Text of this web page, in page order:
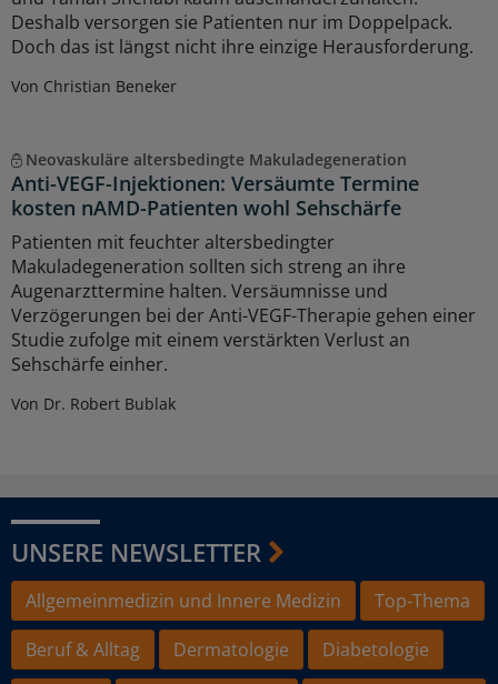
Deshalb versorgen sie Patienten nur im Doppelpack.
Doch das ist längst nicht ihre einzige Herausforderung.
Von Christian Beneker
Neovaskuläre altersbedingte Makuladegeneration
Anti-VEGF-Injektionen: Versäumte Termine
kosten nAMD-Patienten wohl Sehschärfe
Patienten mit feuchter altersbedingter
Makuladegeneration sollten sich streng an ihre
Augenarzttermine halten. Versäumnisse und
Verzögerungen bei der Anti-VEGF-Therapie gehen einer
Studie zufolge mit einem verstärkten Verlust an
Sehschärfe einher.
Von Dr. Robert Bublak
UNSERE NEWSLETTER
Allgemeinmedizin und Innere Medizin
Top-Thema
Beruf & Alltag
Dermatologie
Diabetologie